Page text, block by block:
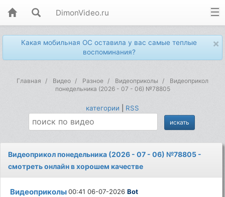
DimonVideo.ru
×
Какая мобильная ОС оставила у вас самые теплые
воспоминания?
Главная Видео Разное Видеоприколы
Видеоприкол
понедельника (2026 - 07 - 06) №78805
категории RSS
Видеоприкол понедельника (2026 - 07 - 06) №78805 -
смотреть онлайн в хорошем качестве
Видеоприколы00:41 06-07-2026Bot